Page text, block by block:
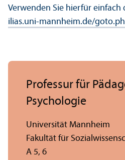
Verwenden Sie hierfür einfach
ilias.uni-mannheim.de/
Professur für
Psychologie
Universität Mannheim
Fakultät für
A 5, 6